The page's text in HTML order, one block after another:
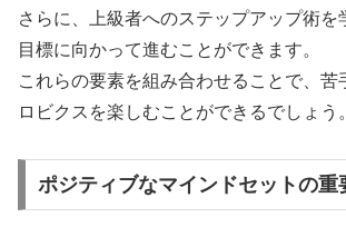
さらに、上級者へのステップアップ術を
目標に向かって進むことができます。
これらの要素を組み合わせることで、苦
ロビクスを楽しむことができるでしょう。
ポジティブなマインドセットの重